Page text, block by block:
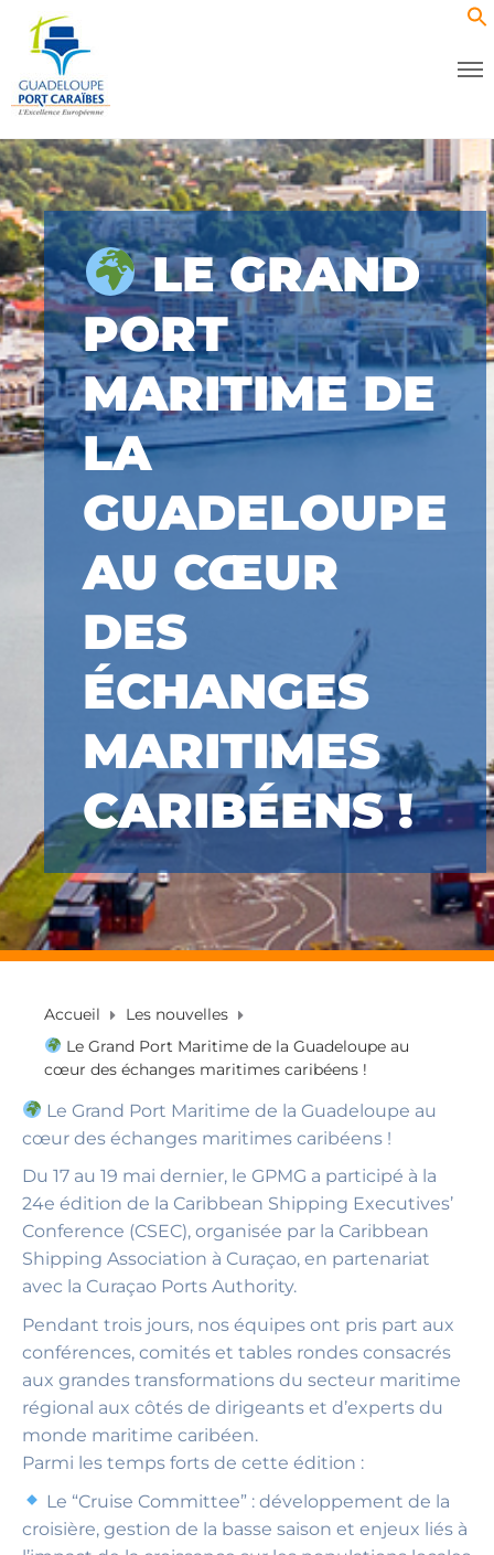
LE GRAND
PORT
MARITIME DE
LA
GUADELOUPE
AU CŒUR
DES
ÉCHANGES
MARITIMES
CARIBÉENS !
Accueil
Les nouvelles
Le Grand Port Maritime de la Guadeloupe au
cœur des échanges maritimes caribéens !
Le Grand Port Maritime de la Guadeloupe au
cœur des échanges maritimes caribéens !
Du 17 au 19 mai dernier, le GPMG a participé à la
24e édition de la Caribbean Shipping Executives’
Conference (CSEC), organisée par la Caribbean
Shipping Association à Curaçao, en partenariat
avec la Curaçao Ports Authority.
Pendant trois jours, nos équipes ont pris part aux
conférences, comités et tables rondes consacrés
aux grandes transformations du secteur maritime
régional aux côtés de dirigeants et d’experts du
monde maritime caribéen.
Parmi les temps forts de cette édition :
Le “Cruise Committee” : développement de la
croisière, gestion de la basse saison et enjeux liés à